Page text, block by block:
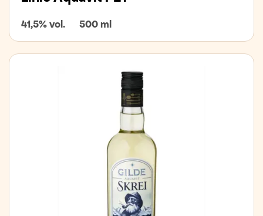
41,5% vol. 500 ml